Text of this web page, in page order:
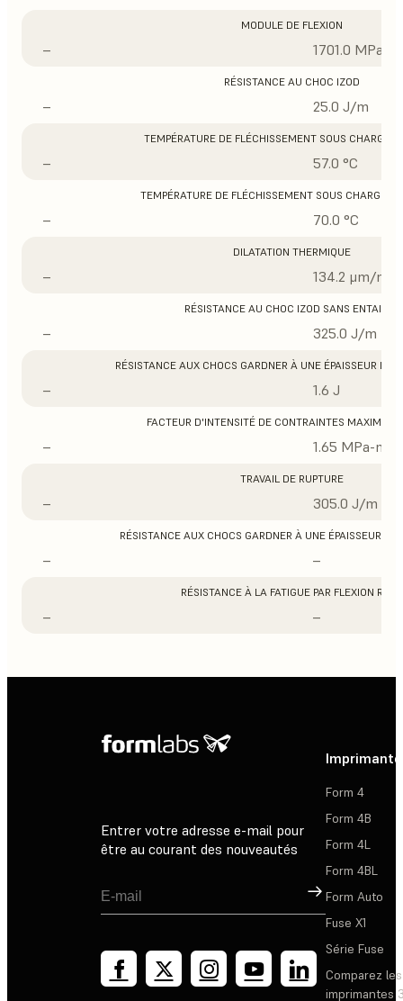
MODULE DE FLEXION
– 1701.0 MPa
RÉSISTANCE AU CHOC IZOD
– 25.0 J/m
TEMPÉRATURE DE FLÉCHISSEMENT SOUS CHARGE À
– 57.0 °C
TEMPÉRATURE DE FLÉCHISSEMENT SOUS CHARGE À
– 70.0 °C
DILATATION THERMIQUE
– 134.2 μm/m/
RÉSISTANCE AU CHOC IZOD SANS ENTAILLE
– 325.0 J/m
RÉSISTANCE AUX CHOCS GARDNER À UNE ÉPAISSEUR DE
– 1.6 J
FACTEUR D'INTENSITÉ DE CONTRAINTES MAXIMUM
– 1.65 MPa-m1/
TRAVAIL DE RUPTURE
– 305.0 J/m
RÉSISTANCE AUX CHOCS GARDNER À UNE ÉPAISSEUR DE
– –
RÉSISTANCE À LA FATIGUE PAR FLEXION ROSS
– –
Entrer votre adresse e-mail pour
être au courant des nouveautés
Inscription
Form 4
Form 4B
Form 4L
Form 4BL
Form Auto
Fuse X1
Série Fuse
Comparez les
imprimantes